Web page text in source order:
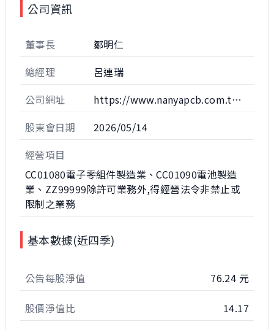
公司資訊
董事長
鄒明仁
總經理
呂連瑞
公司網址
https://www.nanyapcb.com.tw/nypcb/chinese/index
股東會日期
2026/05/14
經營項目
CC01080電子零組件製造業、CC01090電池製造
業、ZZ99999除許可業務外,得經營法令非禁止或
限制之業務
基本數據(近四季)
公告每股淨值 76.24 元
股價淨值比 14.17